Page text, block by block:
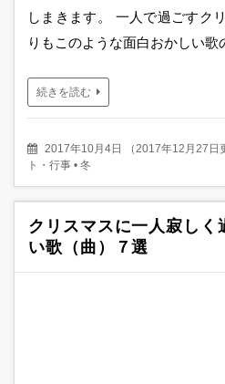
しまきます。 一人で過ごすク
りもこのような面白おかしい歌
続きを読む
2017年10月4日 （ 2017年12月27日
ト・行事 • 冬
クリスマスに一人寂しく
い歌（曲）７選